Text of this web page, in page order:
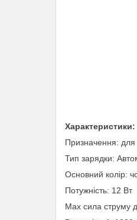
Характеристики:
Призначення: для
Тип зарядки:
Основний колір:
Потужність: 12 Вт
Max сила струму